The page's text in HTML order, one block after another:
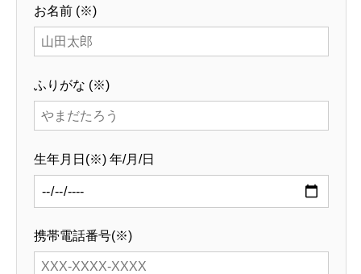
基本を知る
会社を知る
お名前 (※)
ふりがな (※)
生年月日(※) 年/月/日
携帯電話番号(※)